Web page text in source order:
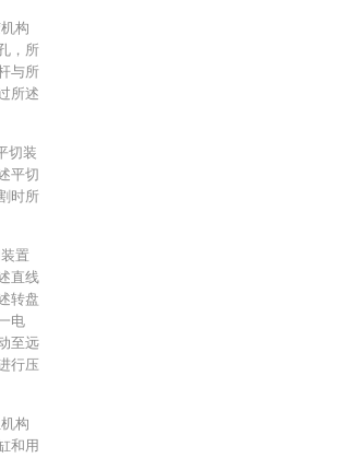
构
，所
与所
所述
切装
平切
时所
置
直线
转盘
电
至远
行压
构
和用